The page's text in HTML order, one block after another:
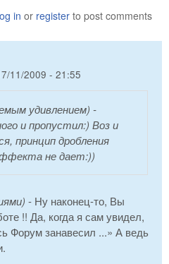
in or register to post comments
11/2009 - 21:55
удивлением) -
и пропустил:) Воз и
принцип дробления
не дает:))
- Ну наконец-то, Вы
!! Да, когда я сам увидел,
Форум занавесил ...» А ведь